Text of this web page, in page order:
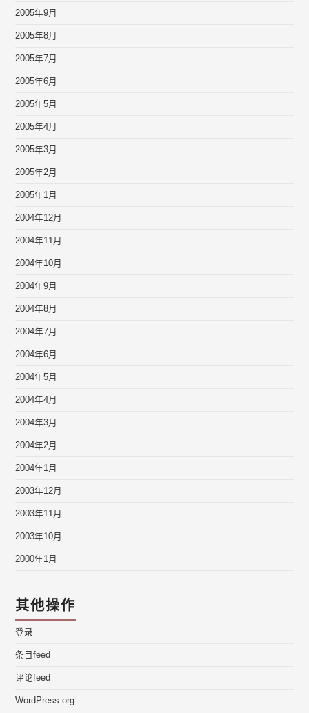
2005年9月
2005年8月
2005年7月
2005年6月
2005年5月
2005年4月
2005年3月
2005年2月
2005年1月
2004年12月
2004年11月
2004年10月
2004年9月
2004年8月
2004年7月
2004年6月
2004年5月
2004年4月
2004年3月
2004年2月
2004年1月
2003年12月
2003年11月
2003年10月
2000年1月
其他操作
登录
条目feed
评论feed
WordPress.org